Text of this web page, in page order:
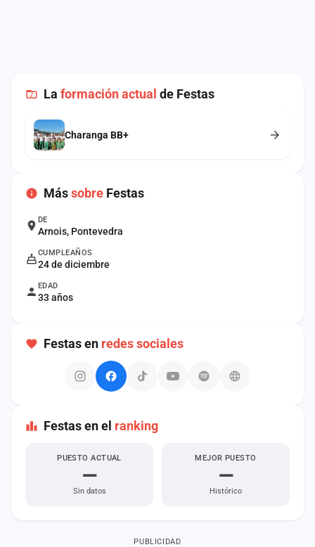
La formación actual de Festas
Charanga BB+
Mássobre Festas
DE
Arnois, Pontevedra
CUMPLEAÑOS
24 de diciembre
EDAD
33 años
Festas en redes sociales
Festas en el ranking
PUESTO ACTUAL
—
Sin datos
MEJOR PUESTO
—
Histórico
PUBLICIDAD